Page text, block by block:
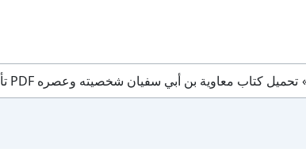
تحميل كتاب معاوية بن أبي سفيان شخصيته وعصره PDF تأليف علي محمد محمد كامل مجانا